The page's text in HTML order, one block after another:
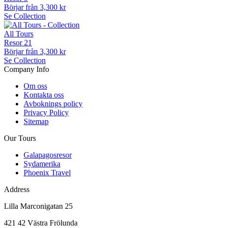
Börjar från 3,300 kr
Se Collection
All Tours
Resor 21
Börjar från 3,300 kr
Se Collection
Company Info
Om oss
Kontakta oss
Avboknings policy
Privacy Policy
Sitemap
Our Tours
Galapagosresor
Sydamerika
Phoenix Travel
Address
Lilla Marconigatan 25
421 42 Västra Frölunda